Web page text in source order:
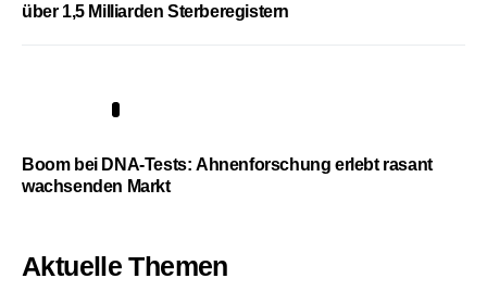
über 1,5 Milliarden Sterberegistern
Boom bei DNA-Tests: Ahnenforschung erlebt rasant
wachsenden Markt
Aktuelle Themen